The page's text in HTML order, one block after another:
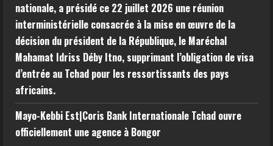
nationale, a présidé ce 22 juillet 2026 une réunion
interministérielle consacrée à la mise en œuvre de la
décision du président de la République, le Maréchal
Mahamat Idriss Déby Itno, supprimant l’obligation de visa
d’entrée au Tchad pour les ressortissants des pays
africains.
Mayo-Kebbi Est|Coris Bank Internationale Tchad ouvre
officiellement une agence à Bongor